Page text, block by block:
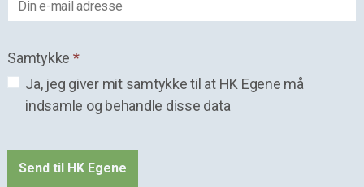
Samtykke *
Ja, jeg giver mit samtykke til at HK Egene må
indsamle og behandle disse data